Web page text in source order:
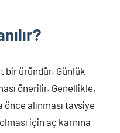
bir üründür. Günlük
önerilir. Genellikle,
alınması tavsiye
için aç karnına